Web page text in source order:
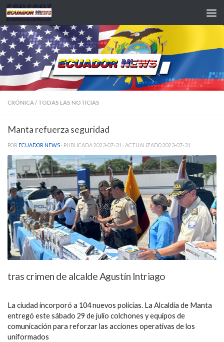
Saltar al contenido
CRÓNICA/ TODAS LAS NOTICIAS
Manta refuerza seguridad
POR ECUADOR NEWS · PUBLICADA2023-07-31 · ACTUALIZADO2023-07-31
tras crimen de alcalde Agustín Intriago
La ciudad incorporó a 104 nuevos policías. La Alcaldía de Manta
entregó este sábado 29 de julio colchones y equipos de
comunicación para reforzar las acciones operativas de los
uniformados